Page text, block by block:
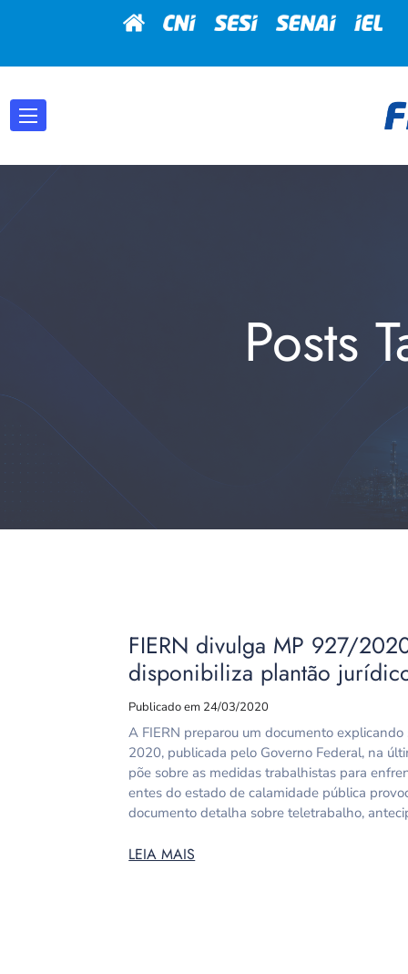
Posts
FIERN divulga MP 927/
disponibiliza plantão
Publicado em 24/03/2020
A FIERN preparou um documento
2020, publicada pelo Governo Federal, na
põe sobre as medidas trabalhistas para
entes do estado de calamidade pública
documento detalha sobre teletrabalho,
LEIA MAIS